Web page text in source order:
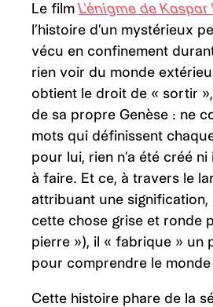
Le filmL’énigme de
l’histoire d’un mystérieux
vécu en confinement
rien voir du monde
obtient le droit de « sortir
de sa propre Genèse : ne
mots qui définissent
pour lui, rien n’a été créé
à faire. Et ce, à travers le
attribuant une signification,
cette chose grise et ronde
pierre »), il « fabrique » un
pour comprendre le monde
Cette histoire phare de la